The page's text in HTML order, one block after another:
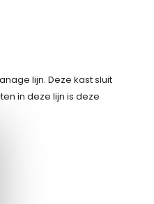
lijn. Deze kast sluit
in deze lijn is deze